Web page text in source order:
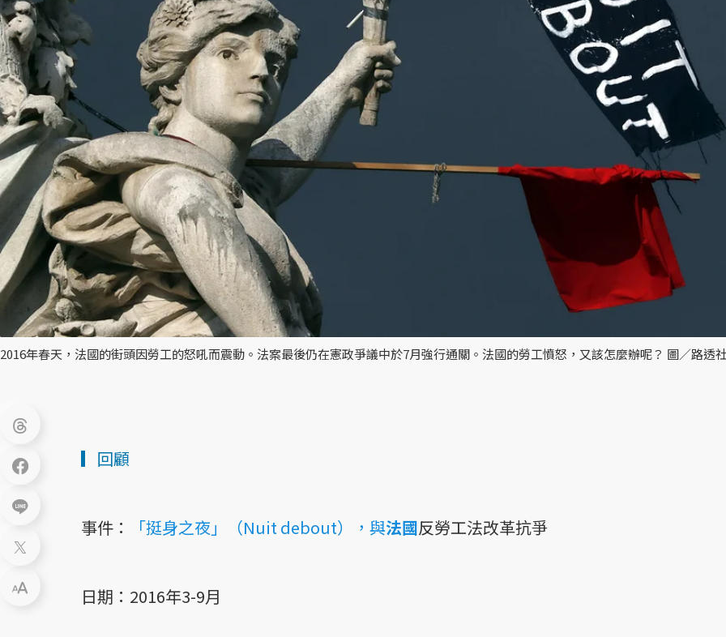
2016年春天，法國的街頭因勞工的怒吼而震動。法案最後仍在憲政爭議中於7月強行通關。法國的勞工憤怒，又該怎麼辦呢？ 圖／路透
▎回顧
事件： 「挺身之夜」（Nuit debout），與法國反勞工法改革抗爭
日期：2016年3-9月